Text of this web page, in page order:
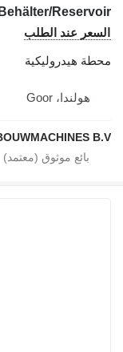
Behälter/
عند الطلب
هيدروليكية
هولندا، Goor
BOUWMACHINES